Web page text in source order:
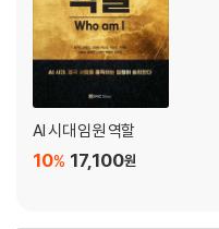
시니어의 AI 사용은 확실히 달랐다
내가
지켜야 할 것, 맡겨도 되는 것
AI 시대 임원 역할
17,100원
10%